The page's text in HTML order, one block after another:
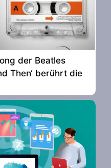
der Beatles
Then‘ berührt die